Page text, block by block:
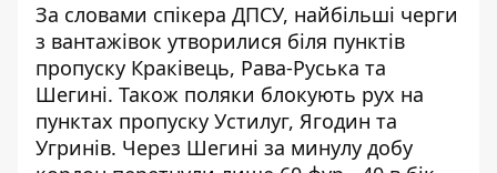
За словами спікера ДПСУ, найбільші черги
з вантажівок утворилися біля пунктів
пропуску Краківець, Рава-Руська та
Шегині. Також поляки блокують рух на
пунктах пропуску Устилуг, Ягодин та
Угринів. Через Шегині за минулу добу